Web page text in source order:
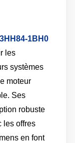
1BH0
les
systèmes
moteur
Ses
robuste
les offres
en font